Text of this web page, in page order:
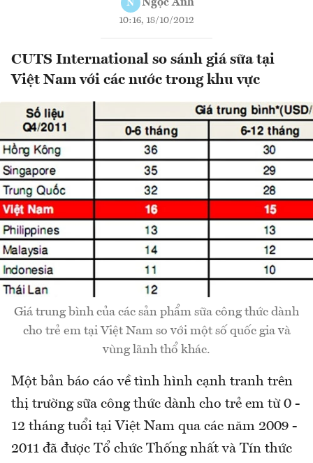
N Ngọc Anh
10:16, 18/10/2012
CUTS International so sánh giá sữa tại
Việt Nam với các nước trong khu vực
Giá trung bình của các sản phẩm sữa công thức dành
cho trẻ em tại Việt Nam so với một số quốc gia và
vùng lãnh thổ khác.
Một bản báo cáo về tình hình cạnh tranh trên
thị trường sữa công thức dành cho trẻ em từ 0 -
12 tháng tuổi tại Việt Nam qua các năm 2009 -
2011 đã được Tổ chức Thống nhất và Tín thức